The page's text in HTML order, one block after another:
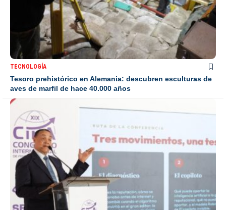
TECNOLOGÍA
Tesoro prehistórico en Alemania: descubren esculturas de
aves de marfil de hace 40.000 años